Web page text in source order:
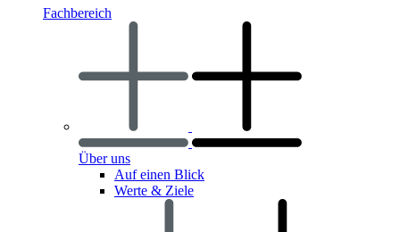
Fachbereich
Über uns
Auf einen Blick
Werte & Ziele